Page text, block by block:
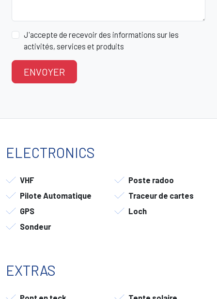
J'accepte de recevoir des informations sur les
activités, services et produits
ENVOYER
ELECTRONICS
VHF
Poste radoo
Pilote Automatique
Traceur de cartes
GPS
Loch
Sondeur
EXTRAS